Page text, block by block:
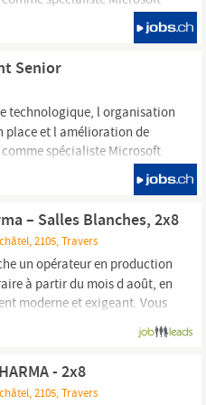
sur l architecture de l
projets. Les missions
Senior
technologique, l organisation
place et l amélioration de
spécialiste Microsoft
sur l architecture de l
projets. Les missions
– Salles Blanches, 2x8
2105, Travers
un opérateur en production
à partir du mois d août, en
moderne et exigeant. Vous
aux manipulations liées à la
et réaliserez
procédures en vigueur.
- 2x8
2105, Travers